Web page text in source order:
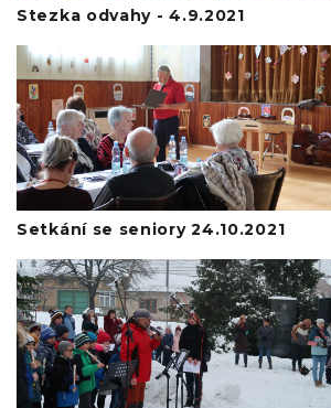
Stezka odvahy - 4.9.2021
Setkání se seniory 24.10.2021